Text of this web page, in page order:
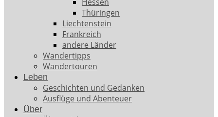
Thüringen
Liechtenstein
Frankreich
andere Länder
Wandertipps
Wandertouren
Leben
Geschichten und Gedanken
Ausflüge und Abenteuer
Über